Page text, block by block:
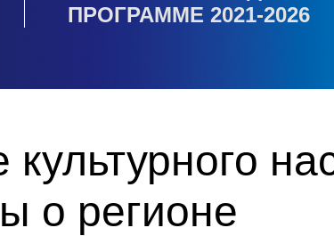
ПРОГРАММЕ 2021-2026
культурного
о регионе